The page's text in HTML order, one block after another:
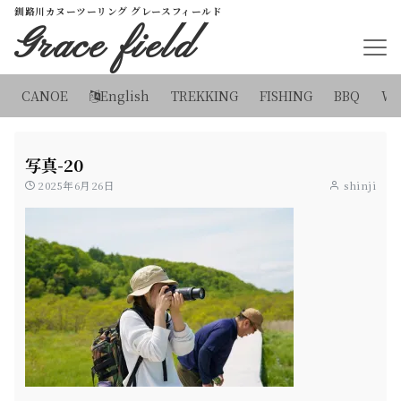
釧路川カヌーツーリング グレースフィールド
Grace field
CANOE English TREKKING FISHING BBQ
写真-20
2025年6月26日 shinji